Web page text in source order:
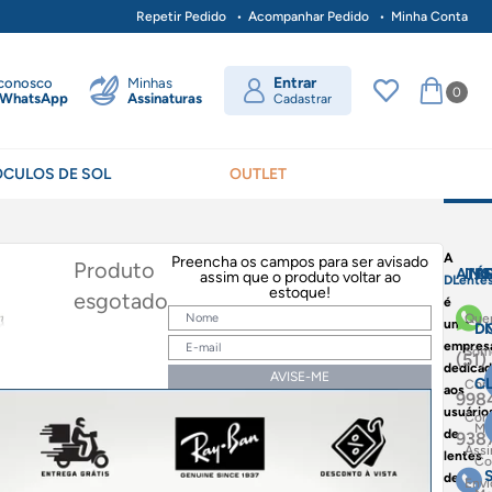
Repetir Pedido Acompanhar Pedido Minha Conta
0
Entrar
Cadastrar
Minhas
Assinaturas
WhatsApp
DE SOL OUTLET
Produto
esgotado
Preencha os campos para ser avisado
assim que o produto voltar ao
estoque!
AVISE-ME
A
é
uma
aos
de
lentes
de
(51)